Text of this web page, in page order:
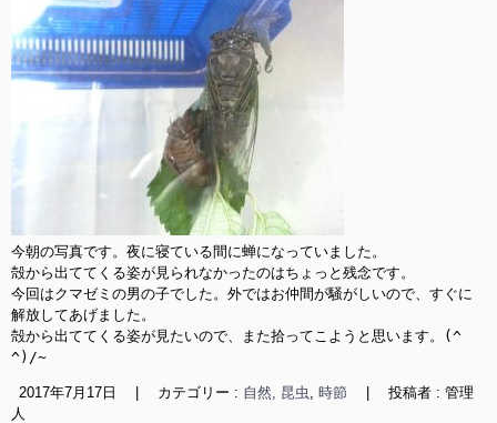
今朝の写真です。夜に寝ている間に蝉になっていました。
殻から出ててくる姿が見られなかったのはちょっと残念です。
今回はクマゼミの男の子でした。外ではお仲間が騒がしいので、すぐに
解放してあげました。
殻から出ててくる姿が見たいので、また拾ってこようと思います。(^
^)/~
2017年7月17日 カテゴリー : 自然, 昆虫, 時節
投稿者 : 管理
人